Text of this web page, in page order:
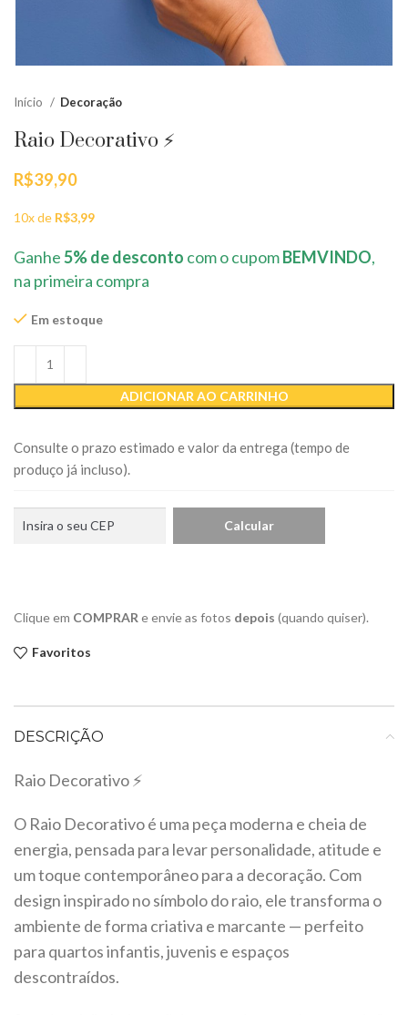
Início Decoração
Raio Decorativo ⚡
R$39,90
10x de R$3,99
Ganhe5% de desconto com o cupomBEMVINDO,
na primeira compra
Em estoque
ADICIONAR AO CARRINHO
Consulte o prazo estimado e valor da entrega (tempo de
produço já incluso).
Clique em COMPRAR e envie as fotos depois (quando quiser).
Favoritos
DESCRIÇÃO
Raio Decorativo ⚡
O Raio Decorativo é uma peça moderna e cheia de
energia, pensada para levar personalidade, atitude e
um toque contemporâneo para a decoração. Com
design inspirado no símbolo do raio, ele transforma o
ambiente de forma criativa e marcante — perfeito
para quartos infantis, juvenis e espaços
descontraídos.